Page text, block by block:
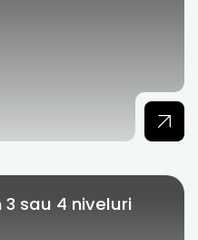
3 sau 4 niveluri